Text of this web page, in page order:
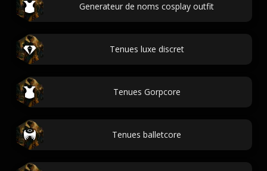
Generateur de noms cosplay outfit
Tenues luxe discret
Tenues Gorpcore
Tenues balletcore